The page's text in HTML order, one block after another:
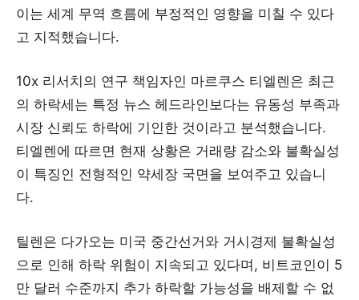
이는 세계 무역 흐름에 부정적인 영향을 미칠 수 있다
고 지적했습니다.
10x 리서치의 연구 책임자인 마르쿠스 티엘렌은 최근
의 하락세는 특정 뉴스 헤드라인보다는 유동성 부족과
시장 신뢰도 하락에 기인한 것이라고 분석했습니다.
티엘렌에 따르면 현재 상황은 거래량 감소와 불확실성
이 특징인 전형적인 약세장 국면을 보여주고 있습니
다.
틸렌은 다가오는 미국 중간선거와 거시경제 불확실성
으로 인해 하락 위험이 지속되고 있다며, 비트코인이 5
만 달러 수준까지 추가 하락할 가능성을 배제할 수 없